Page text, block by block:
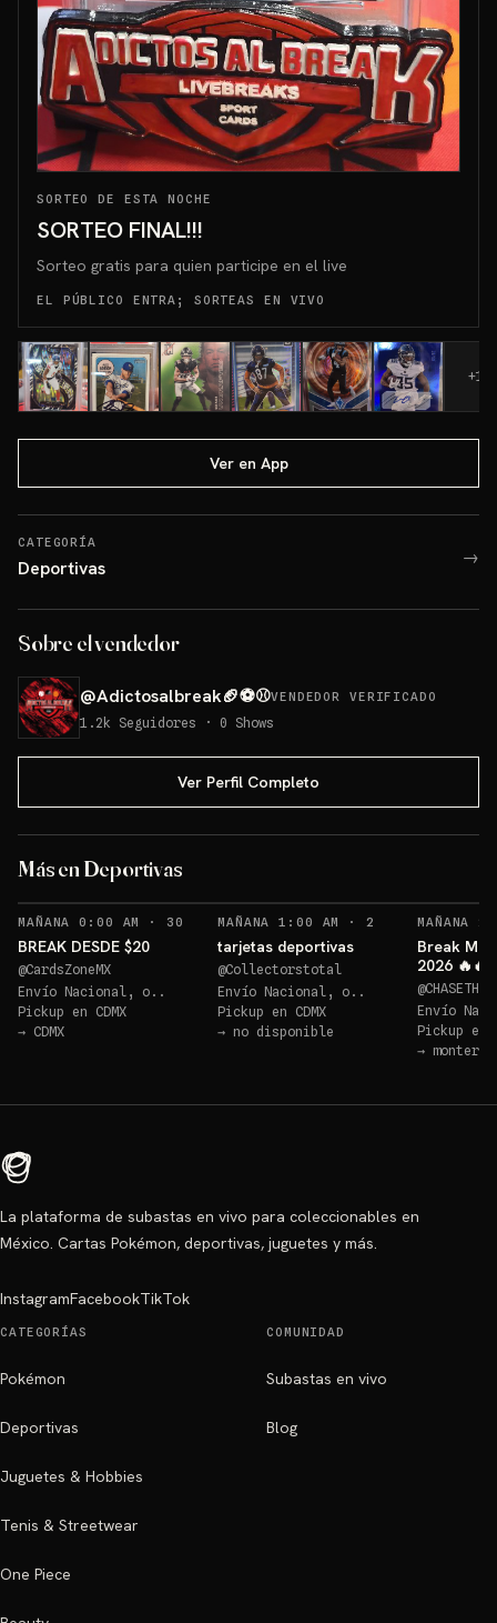
SORTEO DE ESTA NOCHE
SORTEO FINAL!!!
Sorteo gratis para quien participe en el live
EL PÚBLICO ENTRA; SORTEAS EN VIVO
+10
Ver en App
CATEGORÍA
Deportivas →
Sobre el vendedor
@Adictosalbreak🏈⚽⚾VENDEDOR VERIFICADO
1.2k Seguidores · 0 Shows
Ver Perfil Completo
Más en Deportivas
MAÑANA 0:00 AM · 30 RECORDATORIOS
BREAK DESDE $20
@CardsZoneMX
Envío Nacional, o..
Pickup en CDMX
→ CDMX
MAÑANA 1:00 AM · 2 RECORDATORIOS
tarjetas deportivas
@Collectorstotal
Envío Nacional, o..
Pickup en CDMX
→ no disponible
MAÑANA
Break
2026
asegurada
@
Envío
Pickup en
→
La plataforma de subastas en vivo para coleccionables en
México. Cartas Pokémon, deportivas, juguetes y más.
InstagramFacebookTikTok
CATEGORÍAS
Pokémon
Deportivas
Juguetes & Hobbies
Tenis & Streetwear
One Piece
COMUNIDAD
Subastas en vivo
Blog